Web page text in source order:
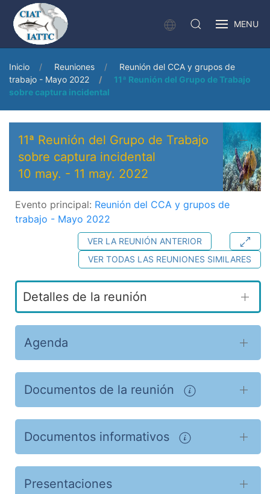
MENU
Inicio Reuniones
Reunión del CCA y grupos de
trabajo - Mayo 2022
11ª Reunión del Grupo de Trabajo
sobre captura incidental
11ª Reunión del Grupo de Trabajo
sobre captura incidental
10 may. - 11 may. 2022
Evento principal: Reunión del CCA y grupos de
trabajo - Mayo 2022
VER LA REUNIÓN ANTERIOR
VER TODAS LAS REUNIONES SIMILARES
Detalles de la reunión
Agenda
Documentos de la reunión
Documentos informativos
Presentaciones